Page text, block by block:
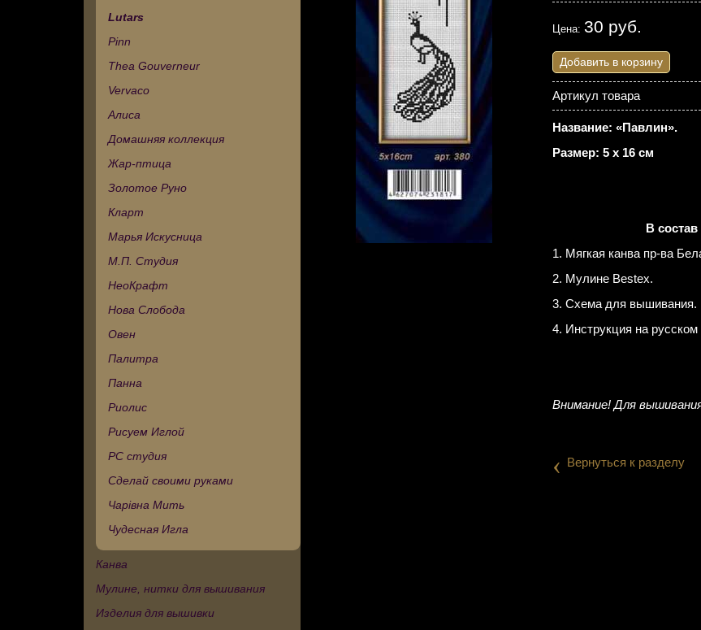
Lutars
Pinn
Thea Gouverneur
Vervaco
Алиса
Домашняя коллекция
Жар-птица
Золотое Руно
Кларт
Марья Искусница
М.П. Студия
НеоКрафт
Нова Слобода
Овен
Палитра
Панна
Риолис
Рисуем Иглой
РС студия
Сделай своими руками
Чарівна Мить
Чудесная Игла
Канва
Мулине, нитки для вышивания
Изделия для вышивки
Цена: 30 руб.
Добавить в корзину
Артикул товара
Название: «Павлин».
Размер: 5 х 16 см
В
1. Мягкая канва пр-ва
2. Мулине Bestex.
3. Схема для вышивания.
4. Инструкция на русском
Внимание! Для
‹ Вернуться к разделу